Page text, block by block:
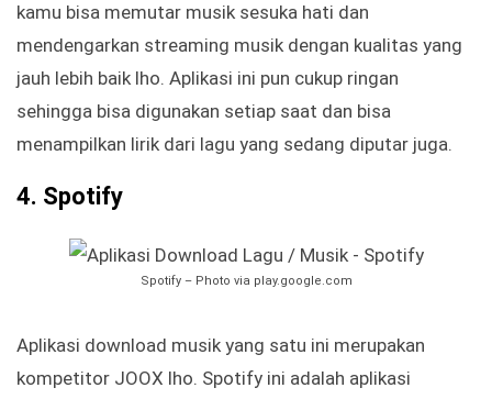
kamu bisa memutar musik sesuka hati dan
mendengarkan streaming musik dengan kualitas yang
jauh lebih baik lho. Aplikasi ini pun cukup ringan
sehingga bisa digunakan setiap saat dan bisa
menampilkan lirik dari lagu yang sedang diputar juga.
4. Spotify
Spotify – Photo via play.google.com
Aplikasi download musik yang satu ini merupakan
kompetitor JOOX lho. Spotify ini adalah aplikasi